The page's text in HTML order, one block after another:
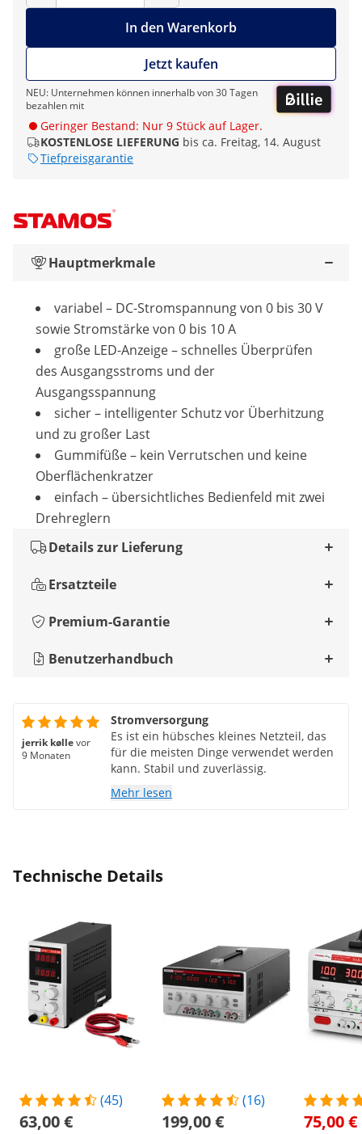
In den Warenkorb
Jetzt kaufen
NEU: Unternehmen können innerhalb von 30 Tagen
bezahlen mit
Geringer Bestand: Nur 9 Stück auf Lager.
KOSTENLOSE LIEFERUNG bis ca. Freitag, 14. August
Tiefpreisgarantie
Hauptmerkmale
variabel ­– DC-Stromspannung von 0 bis 30 V
sowie Stromstärke von 0 bis 10 A
große LED-Anzeige – schnelles Überprüfen
des Ausgangsstroms und der
Ausgangsspannung
sicher – intelligenter Schutz vor Überhitzung
und zu großer Last
Gummifüße – kein Verrutschen und keine
Oberflächenkratzer
einfach – übersichtliches Bedienfeld mit zwei
Drehreglern
Details zur Lieferung
Ersatzteile
Premium-Garantie
Benutzerhandbuch
jerrik køllevor
9 Monaten
Stromversorgung
Es ist ein hübsches kleines Netzteil, das
für die meisten Dinge verwendet werden
kann. Stabil und zuverlässig.
Mehr lesen
Technische Details
(45)
63,00 €
(16)
199,00 € 75,00 €